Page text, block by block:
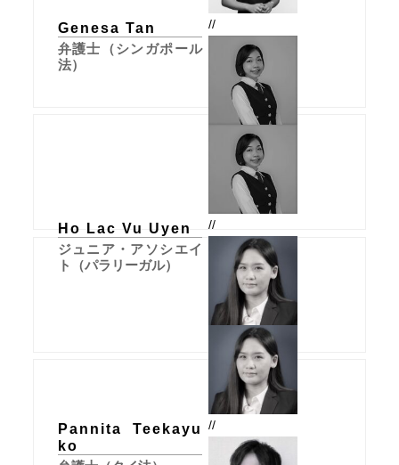
Genesa Tan
弁護士（シンガポール
法）
//
Ho Lac Vu Uyen
ジュニア・アソシエイ
ト（パラリーガル）
//
Pannita Teekayu
ko
//